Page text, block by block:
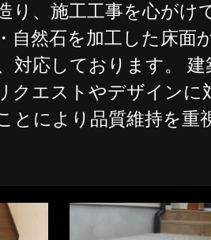
り、施工工事を心がけ
自然石を加工した床面
対応しております。
クエストやデザインに
とにより品質維持を重